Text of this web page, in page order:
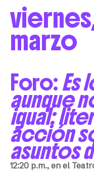
marzo
Foro:Es
aunque
igual:
acción
asuntos
12:20 p.m., en el